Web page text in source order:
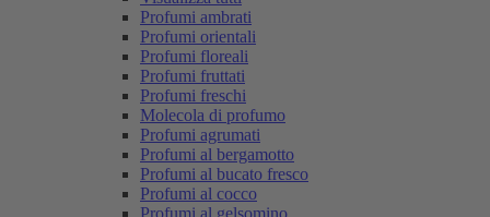
Profumi ambrati
Profumi orientali
Profumi floreali
Profumi fruttati
Profumi freschi
Molecola di profumo
Profumi agrumati
Profumi al bergamotto
Profumi al bucato fresco
Profumi al cocco
Profumi al gelsomino